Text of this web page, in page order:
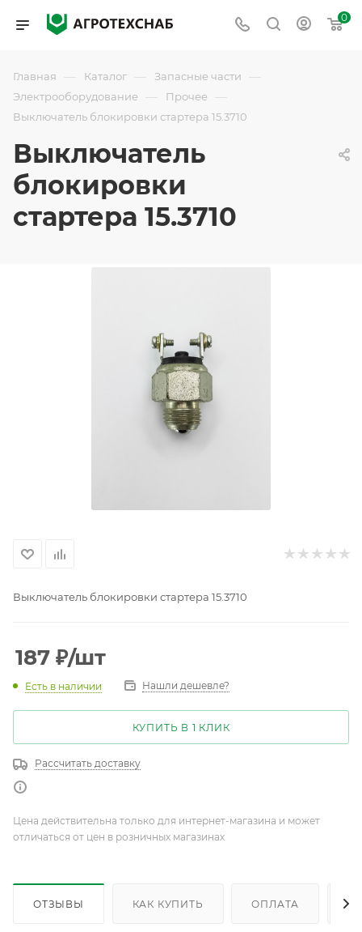
0
Главная — Каталог — Запасные части —
Электрооборудование — Прочее —
Выключатель блокировки стартера 15.3710
Выключатель
блокировки
стартера 15.3710
Выключатель блокировки стартера 15.3710
187 ₽/шт
Есть в наличии Нашли дешевле?
КУПИТЬ В 1 КЛИК
Рассчитать доставку
Цена действительна только для интернет-магазина и может
отличаться от цен в розничных магазинах
ОТЗЫВЫ КАК КУПИТЬ ОПЛАТА